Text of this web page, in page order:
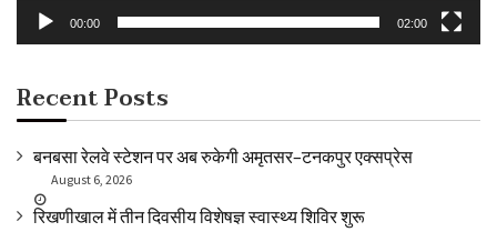
00:00 02:00
Recent Posts
बनबसा रेलवे स्टेशन पर अब रुकेगी अमृतसर–टनकपुर एक्सप्रेस
August 6, 2026
रिखणीखाल में तीन दिवसीय विशेषज्ञ स्वास्थ्य शिविर शुरू